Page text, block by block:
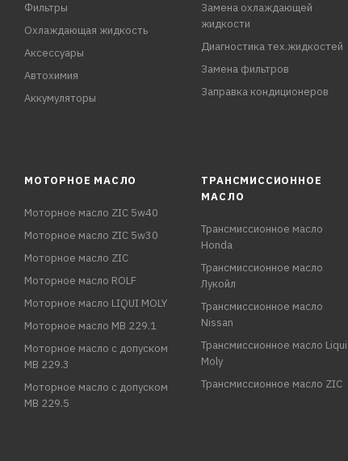
Фильтры
Охлаждающая жидкость
Аксессуары
Автохимия
Аккумуляторы
Замена охлаждающей
жидкости
Диагностика тех.жидкостей
Замена фильтров
Заправка кондиционеров
МОТОРНОЕ МАСЛО
Моторное масло ZIC 5w40
Моторное масло ZIC 5w30
Моторное масло ZIC
Моторное масло ROLF
Моторное масло LIQUI MOLY
Моторное масло MB 229.1
Моторное масло с допуском
MB 229.3
Моторное масло с допуском
MB 229.5
ТРАНСМИССИОННОЕ
МАСЛО
Трансмиссионное масло
Honda
Трансмиссионное масло
Лукойл
Трансмиссионное масло
Nissan
Трансмиссионное масло Liqui
Moly
Трансмиссионное масло ZIC